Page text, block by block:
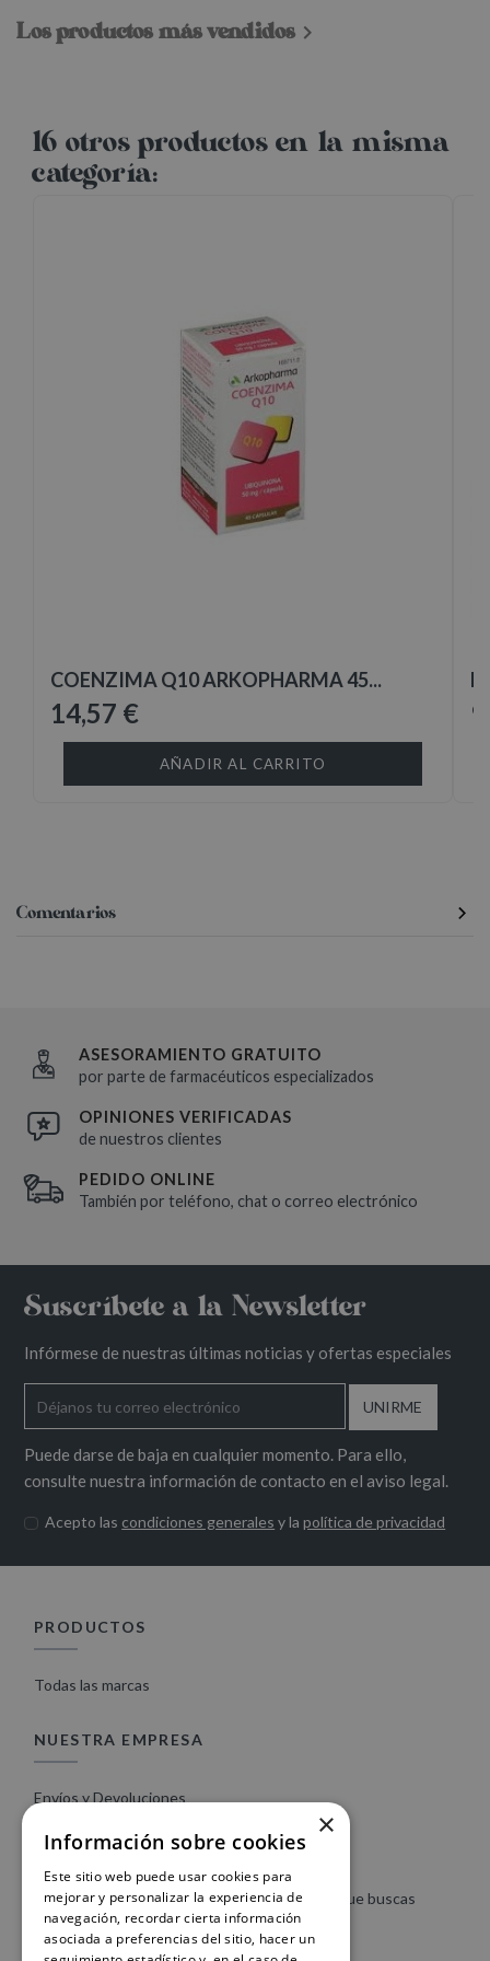
Los productos más vendidos
16 otros productos en la misma
categoría:
COENZIMA Q10 ARKOPHARMA 45...
14,57 €
AÑADIR AL CARRITO
Comentarios
ASESORAMIENTO GRATUITO
por parte de farmacéuticos especializados
OPINIONES VERIFICADAS
de nuestros clientes
PEDIDO ONLINE
También por teléfono, chat o correo electrónico
Suscríbete a la Newsletter
Infórmese de nuestras últimas noticias y ofertas especiales
Puede darse de baja en cualquier momento. Para ello,
consulte nuestra información de contacto en el aviso legal.
Acepto las condiciones generales y lapolítica de privacidad
PRODUCTOS
Todas las marcas
NUESTRA EMPRESA
Envíos y Devoluciones
Condiciones de compra web
Mapa del sitio web | Encuentra fácilmente lo que buscas
×
Información sobre cookies
Este sitio web puede usar cookies para
mejorar y personalizar la experiencia de
navegación, recordar cierta información
asociada a preferencias del sitio, hacer un